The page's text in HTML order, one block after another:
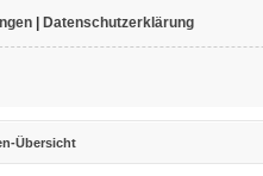
| Datenschutzerklärung
Übersicht